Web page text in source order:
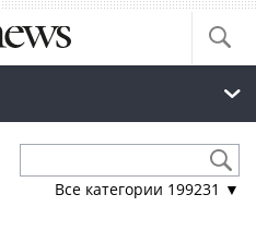
Все категории 199231 ▼